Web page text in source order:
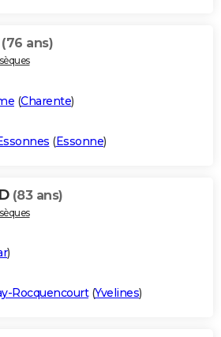
(76 ans)
(Charente)
(Essonne)
(83 ans)
)
Rocquencourt(Yvelines)